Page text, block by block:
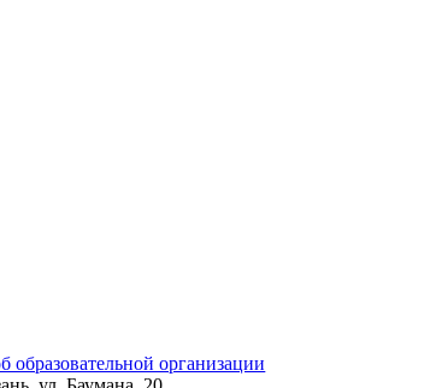
образовательной организации